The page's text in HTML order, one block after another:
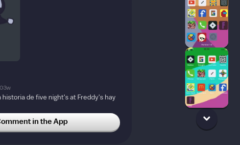
historia de five night's at Freddy's hay
como lo que es terror si pero
ficción
in the App